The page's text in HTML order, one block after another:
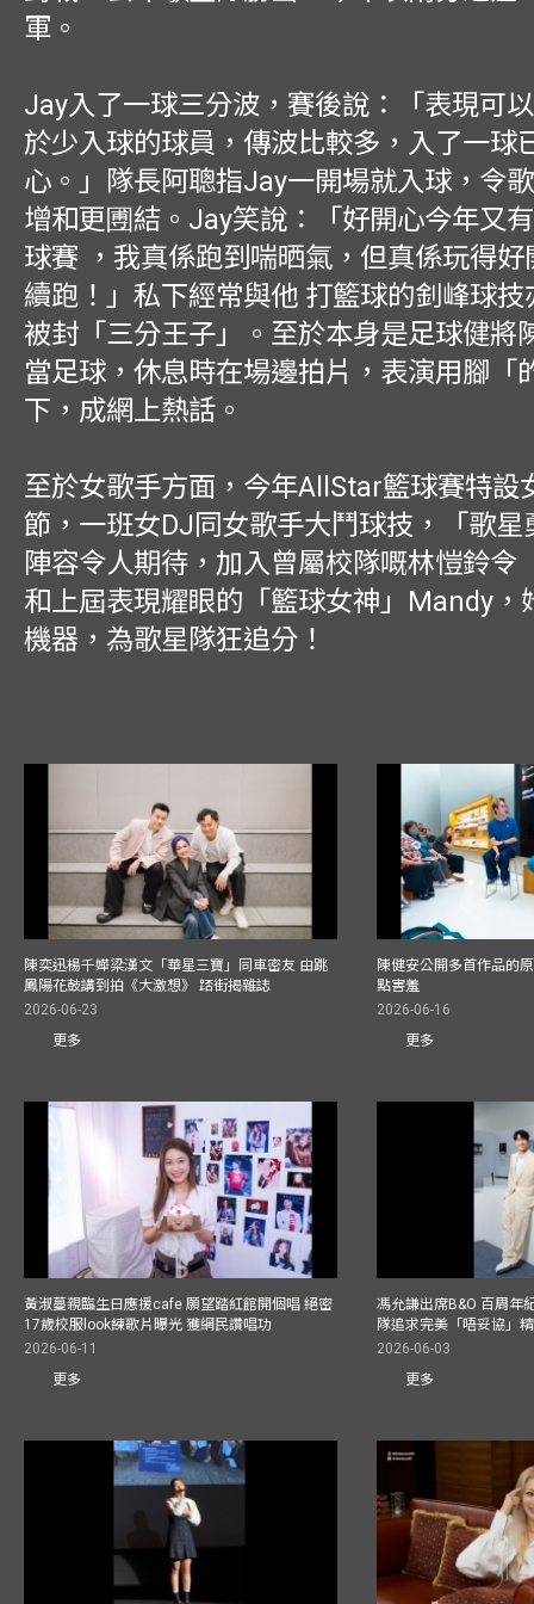
軍。
Jay入了一球三分波，賽後說：「表現可
於少入球的球員，傳波比較多，入了一球
心。」隊長阿聰指Jay一開場就入球，令
增和更圑結。Jay笑說：「好開心今年又
球賽 ，我真係跑到喘晒氣，但真係玩得
續跑！」私下經常與他 打籃球的釗峰球
被封「三分王子」。至於本身是足球健將
當足球，休息時在場邊拍片，表演用腳「
下，成網上熱話。
至於女歌手方面，今年AllStar籃球賽特設
節，一班女DJ同女歌手大鬥球技，「歌星
陣容令人期待，加入曾屬校隊嘅林愷鈴令
和上屆表現耀眼的「籃球女神」Mandy，
機器，為歌星隊狂追分！
陳奕迅楊千嬅梁漢文「華星三寶」同車密友 由跳
鳳陽花鼓講到拍《大激想》 踎街揭雜誌
2026-06-23
更多
陳健安公開多首作品的
點害羞
2026-06-16
更多
黃淑蔓親臨生日應援cafe 願望踏紅館開個唱 絕密
17歲校服look練歌片曝光 獲網民讚唱功
2026-06-11
更多
馮允謙出席B&O 百周年
隊追求完美「唔妥協」
2026-06-03
更多